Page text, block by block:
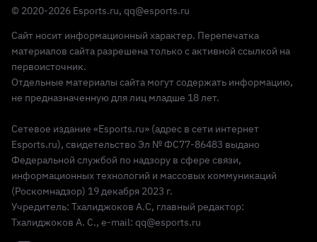
© 2020-2026 Esports.ru, qq@esports.ru
Сайт носит информационный характер. Перепечатка
материалов сайта разрешена только с активной ссылкой на
первоисточник.
Отдельные материалы сайта могут содержать информацию,
не предназначенную для лиц младше 18 лет.
Сетевое издание «Esports.ru» (адрес в сети интернет
Esports.ru), свидетельство Эл № ФС77-86483 выдано
Федеральной службой по надзору в сфере связи,
информационных технологий и массовых коммуникаций
(Роскомнадзор) 19 декабря 2023 г.
Учредитель: Тхалиджоков А.С, главный редактор:
Тхалиджоков А. С., e-mail: qq@esports.ru